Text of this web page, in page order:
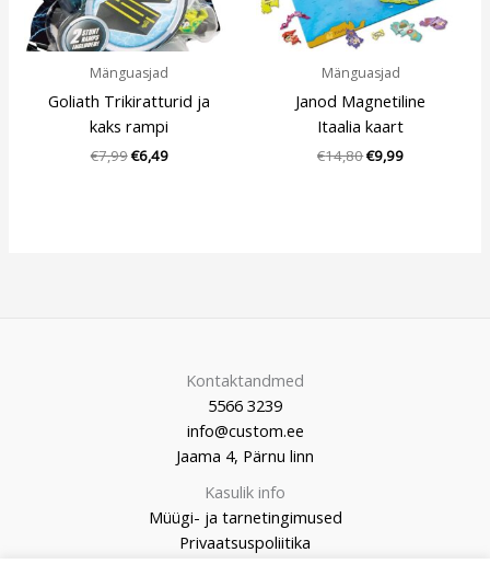
Mänguasjad
Goliath Trikiratturid ja
kaks rampi
€7,99€6,49
Mänguasjad
Janod Magnetiline
Itaalia kaart
€14,80€9,99
Kontaktandmed
5566 3239
info@custom.ee
Jaama 4, Pärnu linn
Kasulik info
Müügi- ja tarnetingimused
Privaatsuspoliitika